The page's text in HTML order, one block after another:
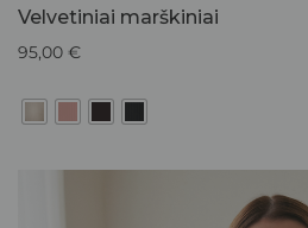
Velvetiniai marškiniai
95,00 €